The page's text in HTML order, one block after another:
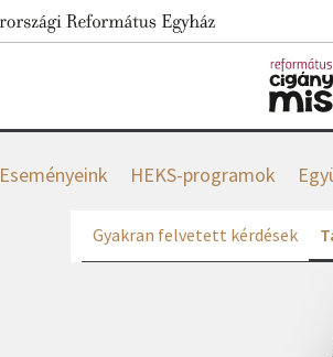
Eseményeink HEKS-programok
Gyakran felvetett kérdések